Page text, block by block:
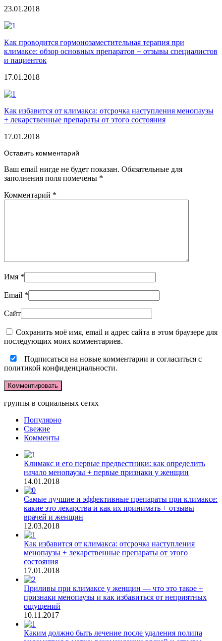
23.01.2018
Как проводится гормонозаместительная терапия при
климаксе: обзор основных препаратов + отзывы специалистов
и пациенток
17.01.2018
Как избавится от климакса: отсрочка наступления менопаузы
+ лекарственные препараты от этого состояния
17.01.2018
Оставить комментарий
Ваш email нигде не будет показан. Обязательные для
заполнения поля помечены *
Комментарий *
Имя *
Email *
Сайт
Сохранить моё имя, email и адрес сайта в этом браузере для
последующих моих комментариев.
Подписаться на новые комментарии и согласиться с
политикой конфиденциальности.
группы в социальных сетях
Популярно
Свежие
Комменты
Климакс и его первые предвестники: как определить
начало менопаузы + первые признаки у женщин
14.01.2018
Самые лучшие и эффективные препараты при климаксе:
какие это лекарства и как их принимать + отзывы
врачей и женщин
12.03.2018
Как избавится от климакса: отсрочка наступления
менопаузы + лекарственные препараты от этого
состояния
17.01.2018
Приливы при климаксе у женщин — что это такое +
признаки менопаузы и как избавиться от неприятных
ощущений
10.11.2017
Каким должно быть лечение после удаления полипа